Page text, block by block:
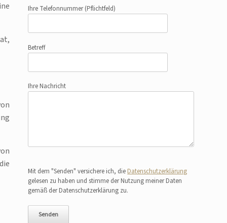
Ihre Telefonnummer(Pflichtfeld)
Betreff
Ihre Nachricht
Mit dem "Senden" versichere ich, die Datenschutzerklärung
gelesen zu haben und stimme der Nutzung meiner Daten
gemäß der Datenschutzerklärung zu.